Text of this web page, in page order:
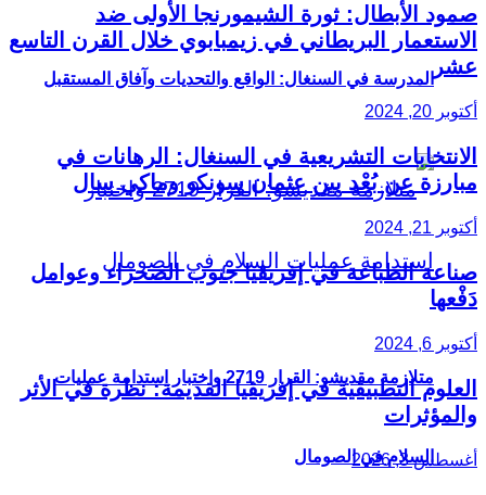
المدرسة في السنغال: الواقع والتحديات وآفاق المستقبل
متلازمة مقديشو: القرار 2719 واختبار استدامة عمليات
السلام في الصومال
صمود الأبطال: ثورة الشيمورنجا الأولى ضد
الاستعمار البريطاني في زيمبابوي خلال القرن التاسع
عشر
أكتوبر 20, 2024
الانتخابات التشريعية في السنغال: الرهانات في
مبارزة عن بُعْد بين عثمان سونكو وماكي سال
أكتوبر 21, 2024
صناعة الطباعة في إفريقيا جنوب الصحراء وعوامل
دَفْعها
أكتوبر 6, 2024
العلوم التطبيقية في إفريقيا القديمة: نظرة في الأثر
والمؤثرات
أغسطس 3, 2026